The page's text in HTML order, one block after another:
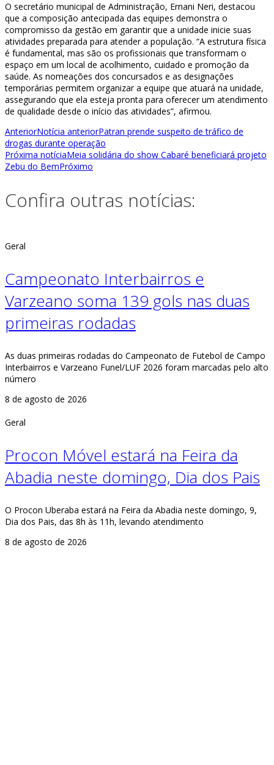
O secretário municipal de Administração, Ernani Neri, destacou
que a composição antecipada das equipes demonstra o
compromisso da gestão em garantir que a unidade inicie suas
atividades preparada para atender a população. “A estrutura física
é fundamental, mas são os profissionais que transformam o
espaço em um local de acolhimento, cuidado e promoção da
saúde. As nomeações dos concursados e as designações
temporárias permitem organizar a equipe que atuará na unidade,
assegurando que ela esteja pronta para oferecer um atendimento
de qualidade desde o início das atividades”, afirmou.
AnteriorNotícia anteriorPatran prende suspeito de tráfico de
drogas durante operação
Próxima notíciaMeia solidária do show Cabaré beneficiará projeto
Zebu do BemPróximo
Confira outras notícias:
Geral
Campeonato Interbairros e
Varzeano soma 139 gols nas duas
primeiras rodadas
As duas primeiras rodadas do Campeonato de Futebol de Campo
Interbairros e Varzeano Funel/LUF 2026 foram marcadas pelo alto
número
8 de agosto de 2026
Geral
Procon Móvel estará na Feira da
Abadia neste domingo, Dia dos Pais
O Procon Uberaba estará na Feira da Abadia neste domingo, 9,
Dia dos Pais, das 8h às 11h, levando atendimento
8 de agosto de 2026